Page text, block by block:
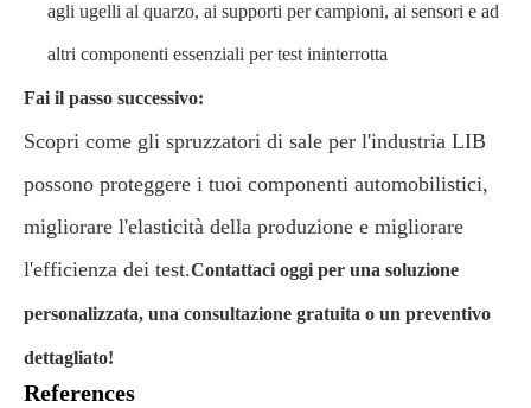
agli ugelli al quarzo, ai supporti per campioni, ai sensori e ad
altri componenti essenziali per test ininterrotta
Fai il passo successivo:
Scopri come gli spruzzatori di sale per l'industria LIB
possono proteggere i tuoi componenti automobilistici,
migliorare l'elasticità della produzione e migliorare
l'efficienza dei test.Contattaci oggi per una soluzione
personalizzata, una consultazione gratuita o un preventivo
dettagliato!
References